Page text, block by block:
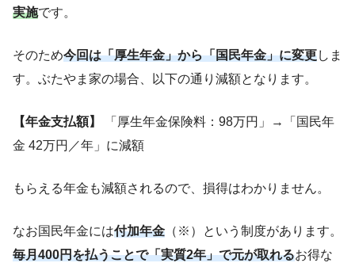
実施です。
そのため今回は「厚生年金」から「国民年金」に変更しま
す。ぶたやま家の場合、以下の通り減額となります。
【年金支払額】
「厚生年金保険料：98万円」→「国民年
金 42万円／年」に減額
もらえる年金も減額されるので、損得はわかりません。
なお国民年金には付加年金 （※）という制度があります。
毎月400円を払うことで「実質2年」で元が取れるお得な